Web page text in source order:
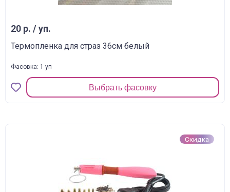
20 р. / уп.
Термопленка для страз 36см белый
Фасовка: 1 уп
Выбрать фасовку
Скидка